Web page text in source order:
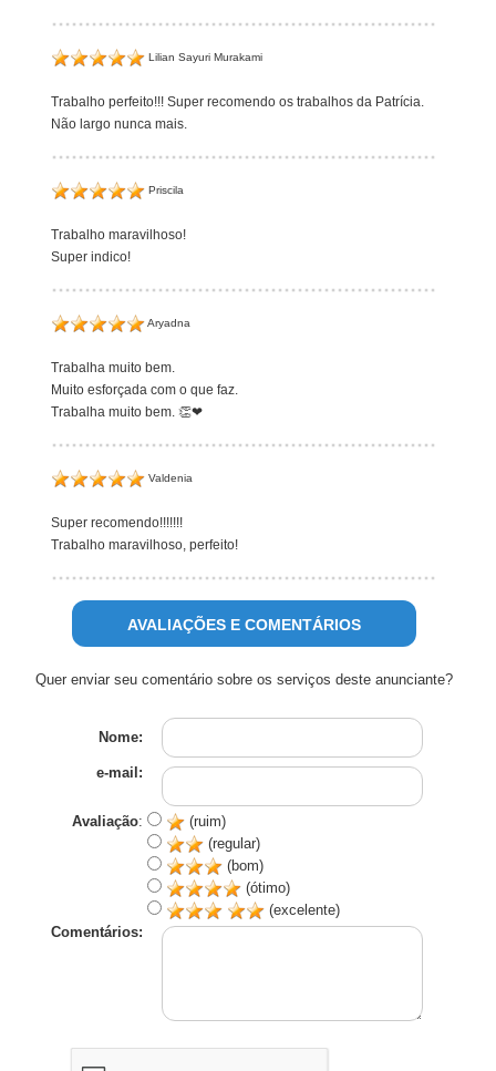
Lilian Sayuri Murakami
Trabalho perfeito!!! Super recomendo os trabalhos da Patrícia.
Não largo nunca mais.
Priscila
Trabalho maravilhoso!
Super indico!
Aryadna
Trabalha muito bem.
Muito esforçada com o que faz.
Trabalha muito bem. 👏❤
Valdenia
Super recomendo!!!!!!!
Trabalho maravilhoso, perfeito!
AVALIAÇÕES E COMENTÁRIOS
Quer enviar seu comentário sobre os serviços deste anunciante?
Nome:
e-mail:
Avaliação:
(ruim)
(regular)
(bom)
(ótimo)
(excelente)
Comentários: